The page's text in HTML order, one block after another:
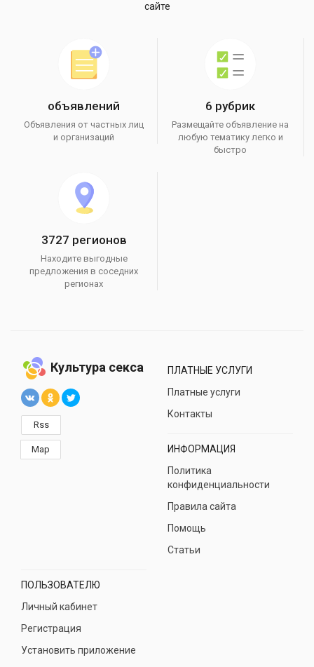
сайте
объявлений
Объявления от частных лиц
и организаций
6 рубрик
Размещайте объявление на
любую тематику легко и
быстро
3727 регионов
Находите выгодные
предложения в соседних
регионах
Культура секса
Rss
Map
ПЛАТНЫЕ УСЛУГИ
Платные услуги
Контакты
ИНФОРМАЦИЯ
Политика
конфиденциальности
Правила сайта
Помощь
Статьи
ПОЛЬЗОВАТЕЛЮ
Личный кабинет
Регистрация
Установить приложение